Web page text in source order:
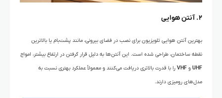
۲. آنتن هوایی
بهترین آنتن هوایی تلویزیون برای نصب در فضای بیرونی، مانند پشت‌بام یا بالاترین
نقطه ساختمان، طراحی شده است. این آنتن‌ها به دلیل قرار گرفتن در ارتفاع بیشتر، امواج
UHF و VHF را با قدرت بالاتری دریافت می‌کنند و معمولاً عملکرد بهتری نسبت به
مدل‌های رومیزی دارند.